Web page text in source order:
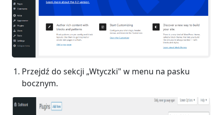
Przejdź do sekcji „Wtyczki" w menu na pasku
bocznym.